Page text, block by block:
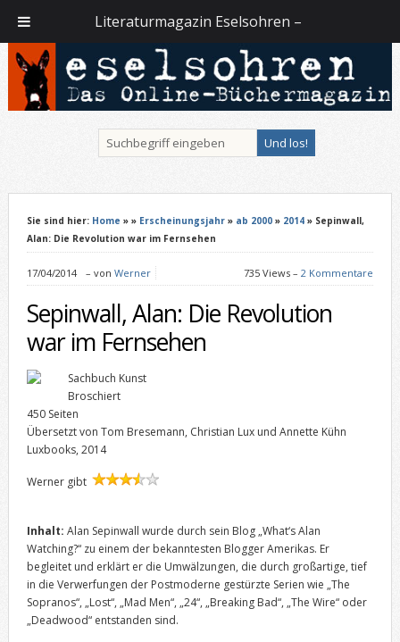
Sie sind hier: Home » » Erscheinungsjahr» ab 2000» 2014» Sepinwall,
Alan: Die Revolution war im Fernsehen
17/04/2014 – von Werner 735 Views –2 Kommentare
Sepinwall, Alan: Die Revolution
war im Fernsehen
Sachbuch Kunst
Broschiert
450 Seiten
Übersetzt von Tom Bresemann, Christian Lux und Annette Kühn
Luxbooks, 2014
Werner gibt
Inhalt: Alan Sepinwall wurde durch sein Blog „What‘s Alan
Watching?“ zu einem der bekanntesten Blogger Amerikas. Er
begleitet und erklärt er die Umwälzungen, die durch großartige, tief
in die Verwerfungen der Postmoderne gestürzte Serien wie „The
Sopranos“, „Lost“, „Mad Men“, „24“, „Breaking Bad“, „The Wire“ oder
„Deadwood“ entstanden sind.
Literaturmagazin Eselsohren –